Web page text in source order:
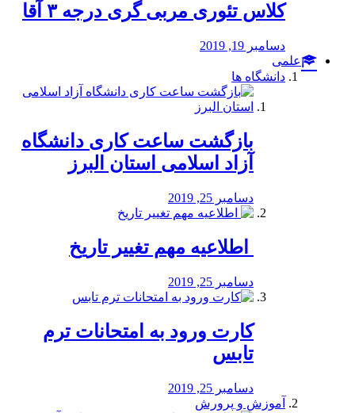
کلاس تئوری مربی گری درجه ۳ آقا
دسامبر 19, 2019
علمی
دانشگاه ها
بازگشت ساعت کاری دانشگاه
آزاد اسلامی استان البرز
دسامبر 25, 2019
️ اطلاعیه مهم تغییر تاریخ
دسامبر 25, 2019
کارت ورود به امتحانات ترم
تابس
دسامبر 25, 2019
آموزش و پرورش